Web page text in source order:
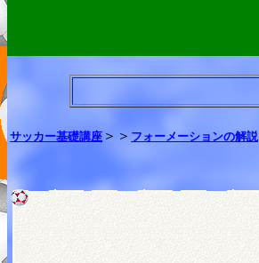
サッカー基礎講座 ＞＞ フォーメーションの解説